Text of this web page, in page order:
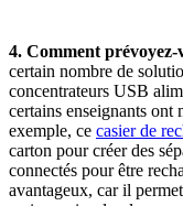
4. Comment
certain nombre de
concentrateurs USB
certains enseignants ont
exemple, ce casier de
carton pour créer des
connectés pour être
avantageux, car il